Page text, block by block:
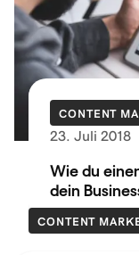
CONTENT
23. Juli 2018
Wie du
dein
CONTENT